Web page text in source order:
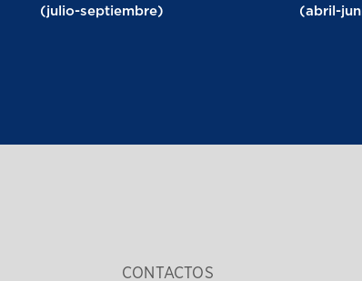
(julio-septiembre)
(abril-
CONTACTOS